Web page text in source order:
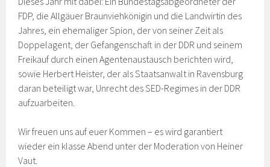
FDP, die Allgäuer Braunviehkönigin und die Landwirtin des
Jahres, ein ehemaliger Spion, der von seiner Zeit als
Doppelagent, der Gefangenschaft in der DDR und seinem
Freikauf durch einen Agentenaustausch berichten wird,
sowie Herbert Heister, der als Staatsanwalt in Ravensburg
daran beteiligt war, Unrecht des SED-Regimes in der DDR
aufzuarbeiten.
Wir freuen uns auf euer Kommen – es wird garantiert
wieder ein klasse Abend unter der Moderation von Heiner
Vaut.